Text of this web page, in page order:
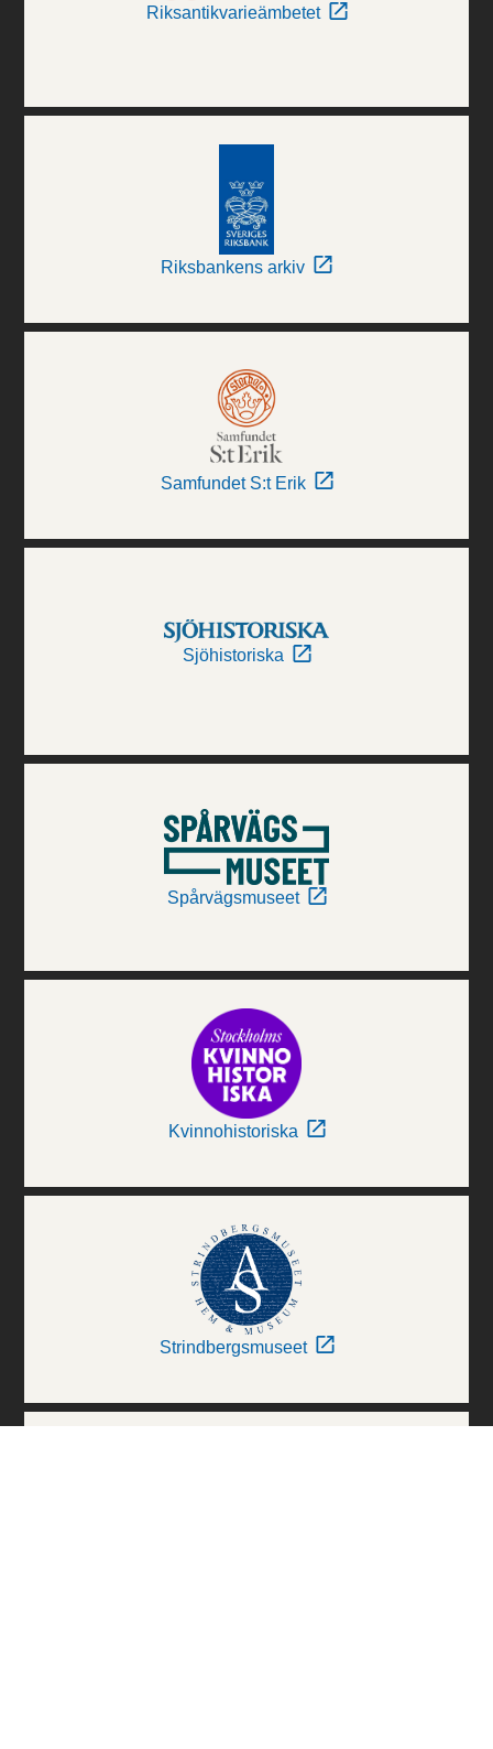
Riksantikvarieämbetet
Riksbankens arkiv
Samfundet S:t Erik
Sjöhistoriska
Spårvägsmuseet
Kvinnohistoriska
Strindbergsmuseet